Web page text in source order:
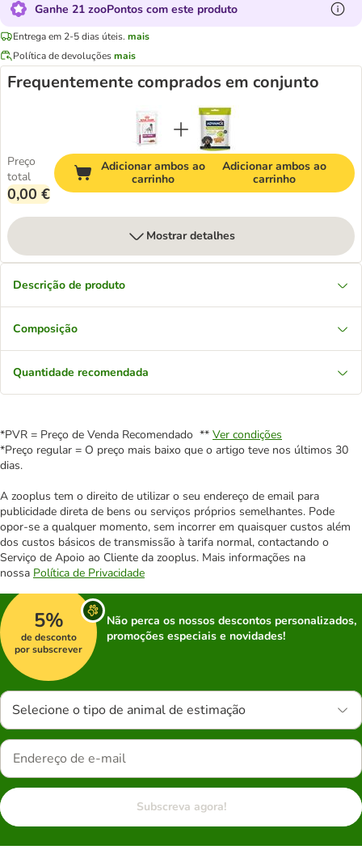
Ganhe 21 zooPontos com este produto
Entrega em 2-5 dias úteis. mais
Política de devoluçõesmais
Frequentemente comprados em conjunto
Preço
total
0,00 €
Adicionar ambos ao
carrinho
Adicionar ambos ao
carrinho
Mostrar detalhes
Descrição de produto
Composição
Quantidade recomendada
*PVR = Preço de Venda Recomendado ** Ver condições
*Preço regular = O preço mais baixo que o artigo teve nos últimos 30
dias.
A zooplus tem o direito de utilizar o seu endereço de email para
publicidade direta de bens ou serviços próprios semelhantes. Pode
opor-se a qualquer momento, sem incorrer em quaisquer custos além
dos custos básicos de transmissão à tarifa normal, contactando o
Serviço de Apoio ao Cliente da zooplus. Mais informações na
nossa Política de Privacidade
5%
de desconto
por subscrever
Não perca os nossos descontos personalizados,
promoções especiais e novidades!
Selecione o tipo de animal de estimação
Subscreva agora!